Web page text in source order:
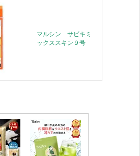
マルシン サビキミ
ックススキン９号